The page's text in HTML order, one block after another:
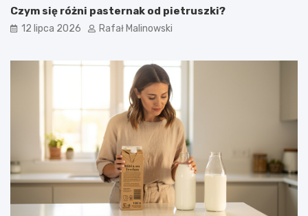
Czym się różni pasternak od pietruszki?
12 lipca 2026 Rafał Malinowski